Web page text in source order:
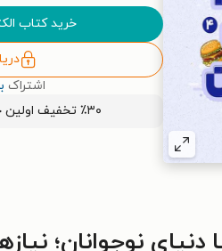
خرید کتاب
اشتراک
٪۳۰ تخفیف اولین خرید کتاب با کد
نوجوانان؛